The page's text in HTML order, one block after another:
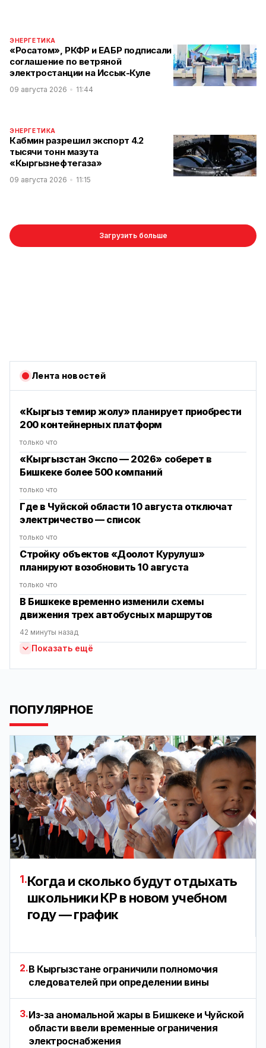
ЭНЕРГЕТИКА
«Росатом», РКФР и ЕАБР подписали
соглашение по ветряной
электростанции на Иссык-Куле
09 августа 2026 11:44
ЭНЕРГЕТИКА
Кабмин разрешил экспорт 4.2
тысячи тонн мазута
«Кыргызнефтегаза»
09 августа 2026 11:15
Загрузить больше
Лента новостей
«Кыргыз темир жолу» планирует приобрести
200 контейнерных платформ
только что
«Кыргызстан Экспо — 2026» соберет в
Бишкеке более 500 компаний
только что
Где в Чуйской области 10 августа отключат
электричество — список
только что
Стройку объектов «Доолот Курулуш»
планируют возобновить 10 августа
только что
В Бишкеке временно изменили схемы
движения трех автобусных маршрутов
42 минуты назад
Показать ещё
ПОПУЛЯРНОЕ
1.Когда и сколько будут отдыхать
школьники КР в новом учебном
году — график
2.В Кыргызстане ограничили полномочия
следователей при определении вины
3.Из-за аномальной жары в Бишкеке и Чуйской
области ввели временные ограничения
электроснабжения